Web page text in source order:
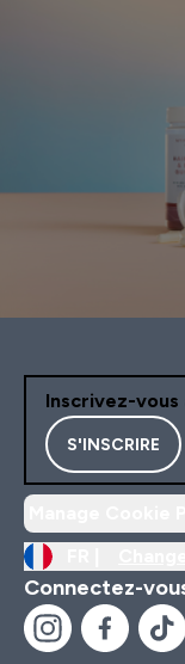
Inscrivez-
S'INSCRIRE
Connectez-